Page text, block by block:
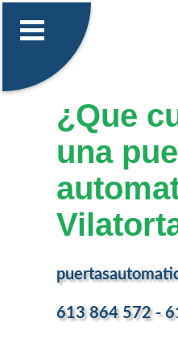
¿Que
una
613 864 572 -